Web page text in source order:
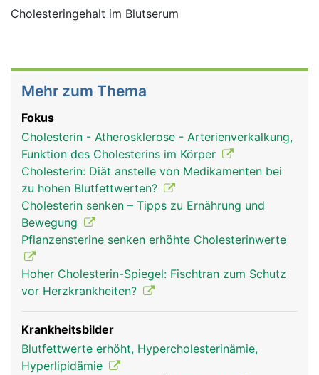
News
Cholesteringehalt im Blutserum
Mehr zum Thema
Fokus
Cholesterin - Atherosklerose - Arterienverkalkung,
Funktion des Cholesterins im Körper
Cholesterin: Diät anstelle von Medikamenten bei
zu hohen Blutfettwerten?
Cholesterin senken – Tipps zu Ernährung und
Bewegung
Pflanzensterine senken erhöhte Cholesterinwerte
Hoher Cholesterin-Spiegel: Fischtran zum Schutz
vor Herzkrankheiten?
Krankheitsbilder
Blutfettwerte erhöht, Hypercholesterinämie,
Hyperlipidämie